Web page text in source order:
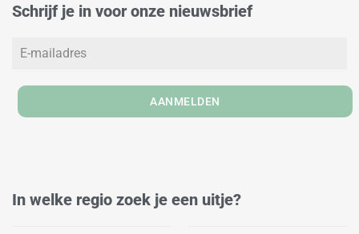
i
r
m
o
Schrijf je in voor onze nieuwsbrief
AANMELDEN
In welke regio zoek je een uitje?